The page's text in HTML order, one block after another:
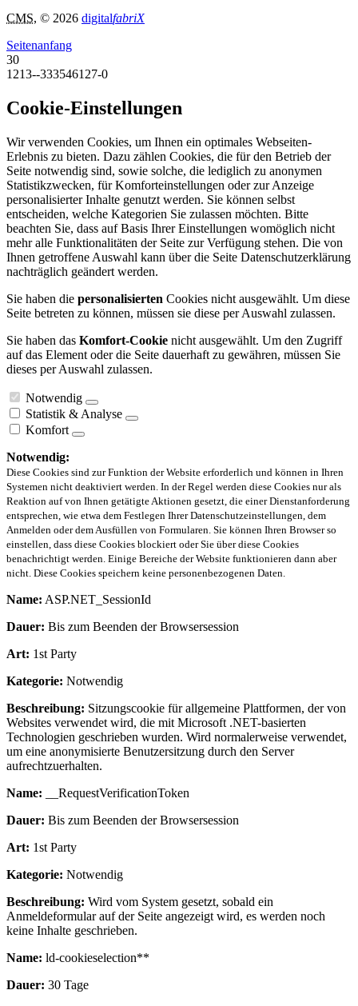
CMS, © 2026 digitalfabriX
Seitenanfang
30
1213--333546127-0
Cookie-Einstellungen
Wir verwenden Cookies, um Ihnen ein optimales Webseiten-
Erlebnis zu bieten. Dazu zählen Cookies, die für den Betrieb der
Seite notwendig sind, sowie solche, die lediglich zu anonymen
Statistikzwecken, für Komforteinstellungen oder zur Anzeige
personalisierter Inhalte genutzt werden. Sie können selbst
entscheiden, welche Kategorien Sie zulassen möchten. Bitte
beachten Sie, dass auf Basis Ihrer Einstellungen womöglich nicht
mehr alle Funktionalitäten der Seite zur Verfügung stehen. Die von
Ihnen getroffene Auswahl kann über die Seite Datenschutzerklärung
nachträglich geändert werden.
Sie haben die personalisierten Cookies nicht ausgewählt. Um diese
Seite betreten zu können, müssen sie diese per Auswahl zulassen.
Sie haben das Komfort-Cookie nicht ausgewählt. Um den Zugriff
auf das Element oder die Seite dauerhaft zu gewähren, müssen Sie
dieses per Auswahl zulassen.
Notwendig
Statistik & Analyse
Komfort
Notwendig:
Diese Cookies sind zur Funktion der Website erforderlich und können in Ihren
Systemen nicht deaktiviert werden. In der Regel werden diese Cookies nur als
Reaktion auf von Ihnen getätigte Aktionen gesetzt, die einer Dienstanforderung
entsprechen, wie etwa dem Festlegen Ihrer Datenschutzeinstellungen, dem
Anmelden oder dem Ausfüllen von Formularen. Sie können Ihren Browser so
einstellen, dass diese Cookies blockiert oder Sie über diese Cookies
benachrichtigt werden. Einige Bereiche der Website funktionieren dann aber
nicht. Diese Cookies speichern keine personenbezogenen Daten.
Name: ASP.NET_SessionId
Dauer: Bis zum Beenden der Browsersession
Art: 1st Party
Kategorie: Notwendig
Beschreibung: Sitzungscookie für allgemeine Plattformen, der von
Websites verwendet wird, die mit Microsoft .NET-basierten
Technologien geschrieben wurden. Wird normalerweise verwendet,
um eine anonymisierte Benutzersitzung durch den Server
aufrechtzuerhalten.
Name: __RequestVerificationToken
Dauer: Bis zum Beenden der Browsersession
Art: 1st Party
Kategorie: Notwendig
Beschreibung: Wird vom System gesetzt, sobald ein
Anmeldeformular auf der Seite angezeigt wird, es werden noch
keine Inhalte geschrieben.
Name: ld-cookieselection**
Dauer: 30 Tage